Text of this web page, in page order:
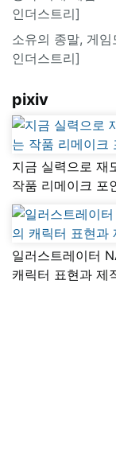
인더스트리]
소유의 종말, 게
인더스트리]
pixiv
지금 실력으로 재
작품 리메이크 포
일러스트레이터
캐릭터 표현과 제